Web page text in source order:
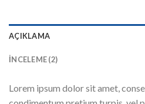
AÇIKLAMA
İNCELEME (2)
Lorem ipsum dolor sit amet,